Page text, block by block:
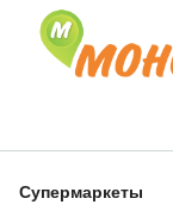
Супермаркеты